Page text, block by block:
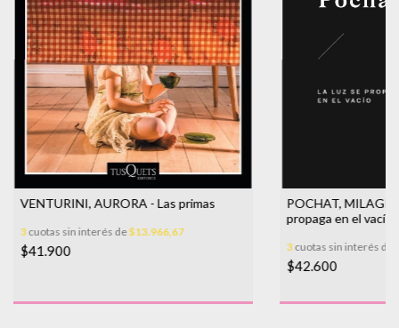
VENTURINI, AURORA - Las primas
3cuotas sin interés de$13.966,67
$41.900
POCHAT,
propaga en el vacío
3cuotas sin interés de
$42.600